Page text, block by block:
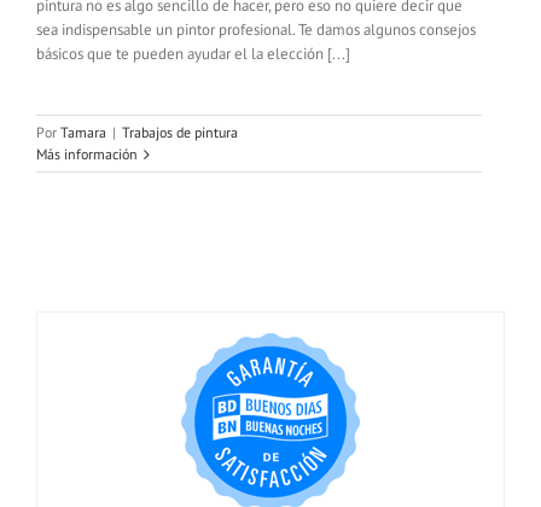
pintura no es algo sencillo de hacer, pero eso no quiere decir que
sea indispensable un pintor profesional. Te damos algunos consejos
básicos que te pueden ayudar el la elección [...]
Por Tamara | Trabajos de pintura
Más información